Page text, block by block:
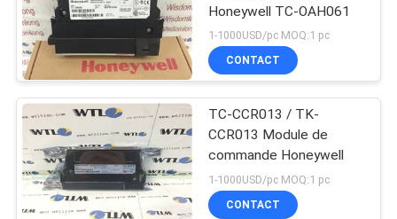
Honeywell TC-OAH061
1-1000USD/pc MOQ:1 pc
CONTACT
TC-CCR013 / TK-
CCR013 Module de
commande Honeywell
1-1000USD/pc MOQ:1 pc
CONTACT